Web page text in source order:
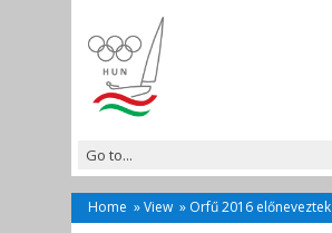
Home »View » Orfű 2016 előneveztek